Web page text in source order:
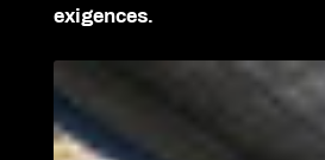
exigences.